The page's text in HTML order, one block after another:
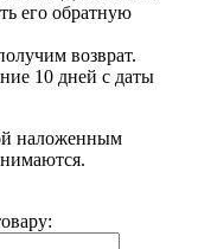
его обратную
возврат.
10 дней с даты
наложенным